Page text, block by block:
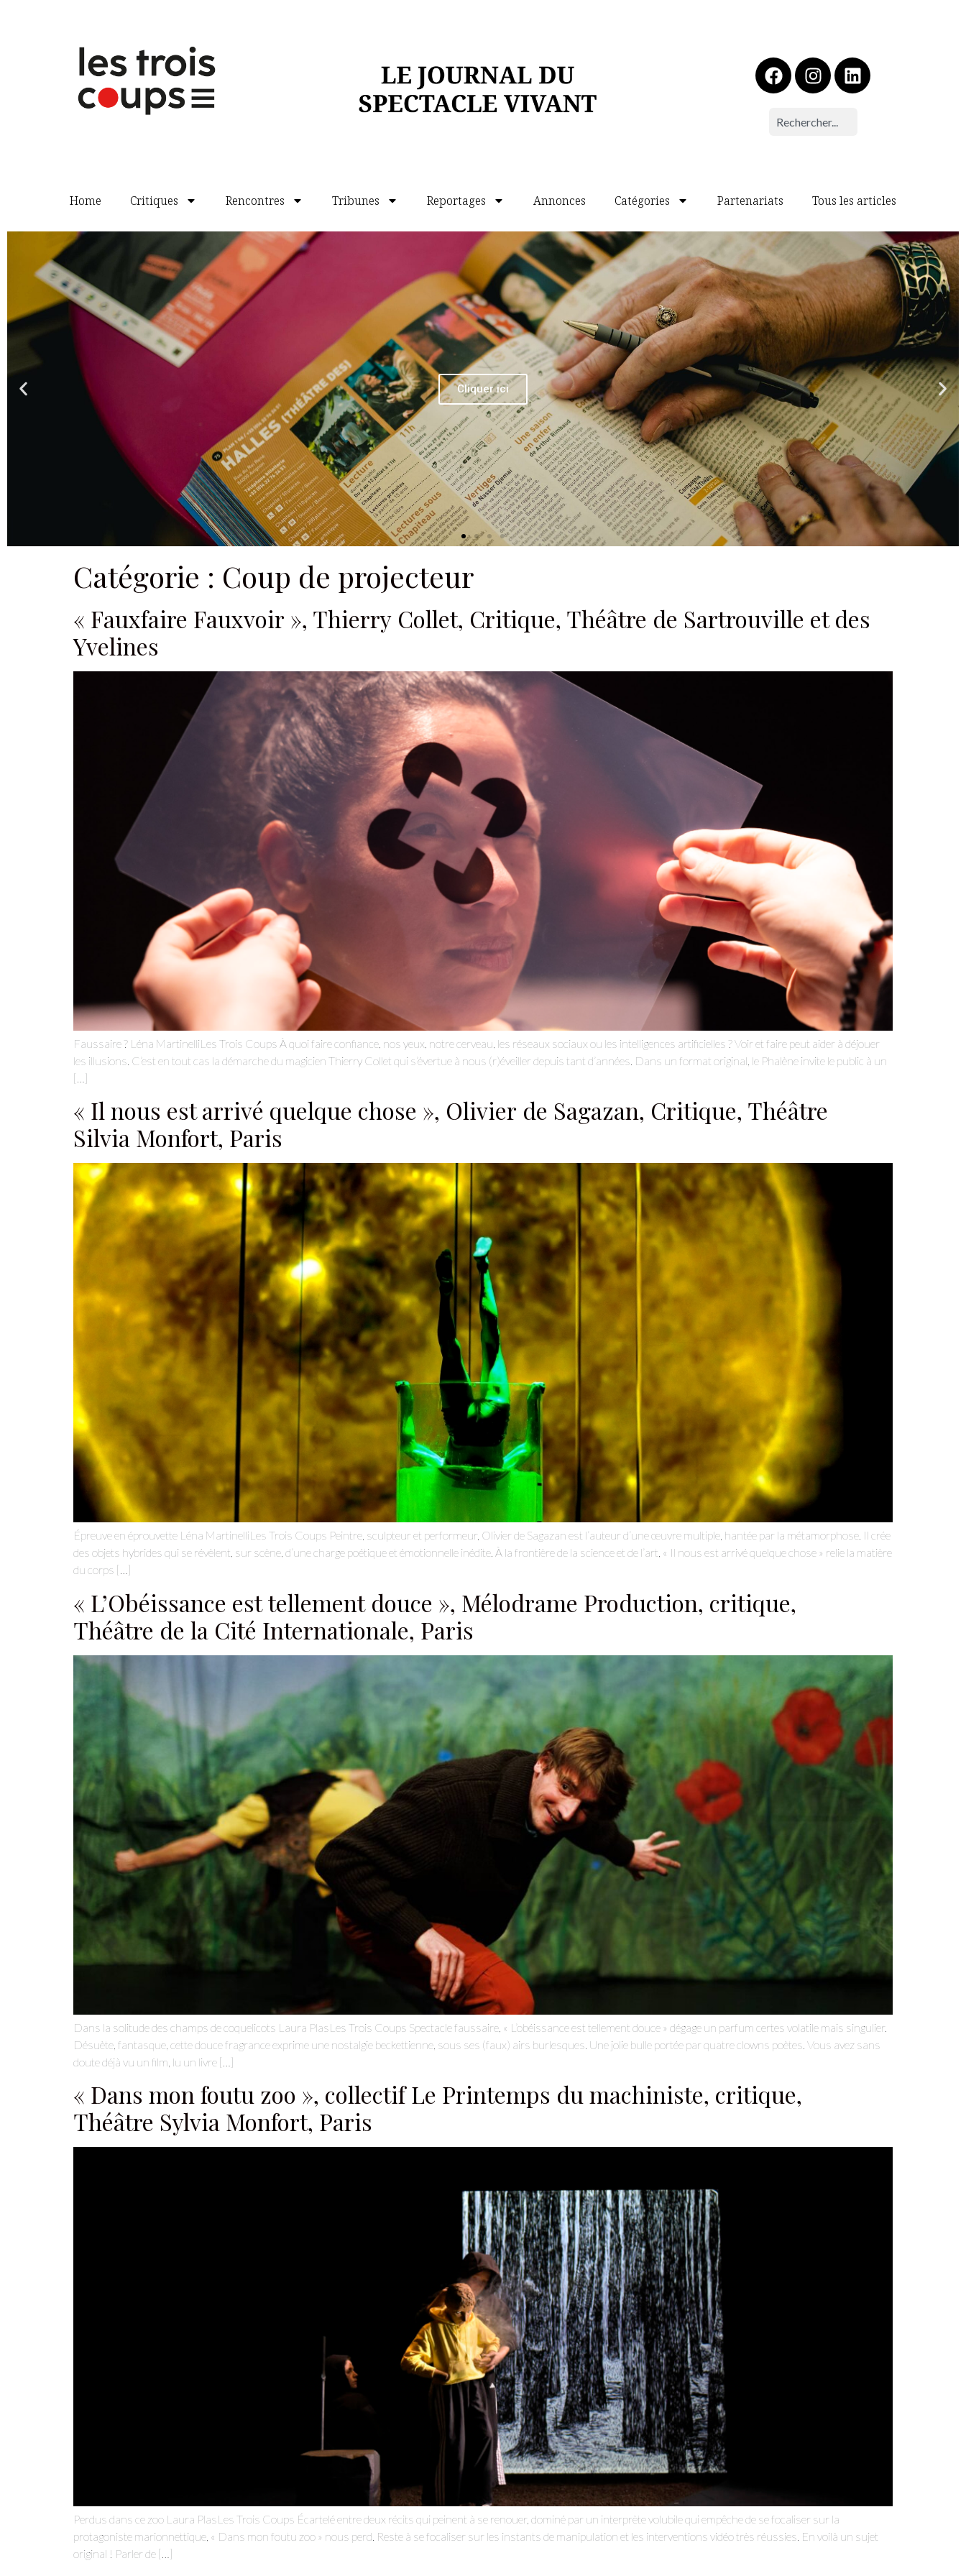
Home Critiques Rencontres Tribunes Reportages Annonces Catégories Partenariats Tous les articles
Cliquer ici
Catégorie : Coup de projecteur
« Fauxfaire Fauxvoir », Thierry Collet, Critique, Théâtre de Sartrouville et des
Yvelines
Faussaire ? Léna MartinelliLes Trois Coups À quoi faire confiance, nos yeux, notre cerveau, les réseaux sociaux ou les intelligences artificielles ? Voir et faire peut aider à déjouer
les illusions. C’est en tout cas la démarche du magicien Thierry Collet qui s’évertue à nous (r)éveiller depuis tant d’années. Dans un format original, le Phalène invite le public à un
[…]
« Il nous est arrivé quelque chose », Olivier de Sagazan, Critique, Théâtre
Silvia Monfort, Paris
Épreuve en éprouvette Léna MartinelliLes Trois Coups Peintre, sculpteur et performeur, Olivier de Sagazan est l’auteur d’une œuvre multiple, hantée par la métamorphose. Il crée
des objets hybrides qui se révèlent, sur scène, d’une charge poétique et émotionnelle inédite. À la frontière de la science et de l’art, « Il nous est arrivé quelque chose » relie la matière
du corps […]
« L’Obéissance est tellement douce », Mélodrame Production, critique,
Théâtre de la Cité Internationale, Paris
Dans la solitude des champs de coquelicots Laura PlasLes Trois Coups Spectacle faussaire, « L’obéissance est tellement douce » dégage un parfum certes volatile mais singulier.
Désuète, fantasque, cette douce fragrance exprime une nostalgie beckettienne, sous ses (faux) airs burlesques. Une jolie bulle portée par quatre clowns poètes. Vous avez sans
doute déjà vu un film, lu un livre […]
« Dans mon foutu zoo », collectif Le Printemps du machiniste, critique,
Théâtre Sylvia Monfort, Paris
Perdus dans ce zoo Laura PlasLes Trois Coups Écartelé entre deux récits qui peinent à se renouer, dominé par un interprète volubile qui empêche de se focaliser sur la
protagoniste marionnettique, « Dans mon foutu zoo » nous perd. Reste à se focaliser sur les instants de manipulation et les interventions vidéo très réussies. En voilà un sujet
original ! Parler de […]
Je m'abonne à la newsletter
Je suis un.e professionnel.le du secteur culturel
S'ABONNER